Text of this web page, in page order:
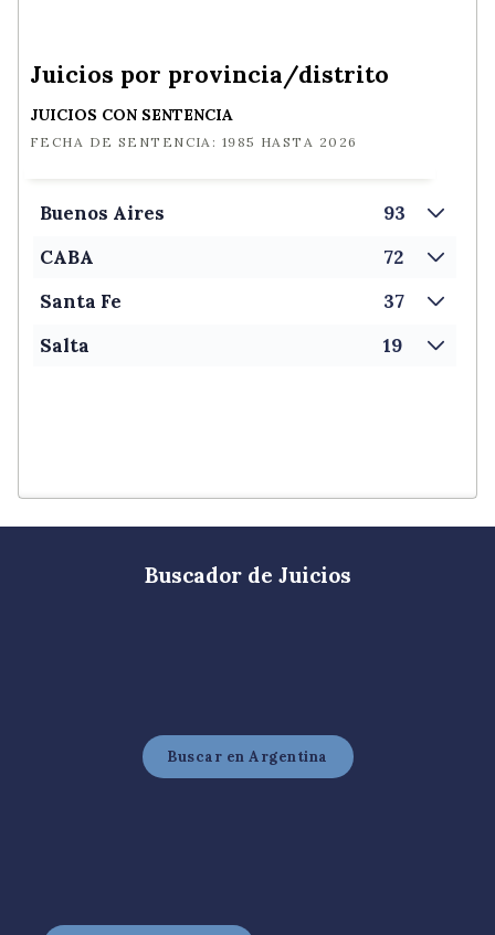
Juicios por provincia/distrito
JUICIOS CON SENTENCIA
FECHA DE SENTENCIA: 1985 HASTA 2026
Buenos Aires
93
CABA
72
Santa Fe
37
Salta
19
Mendoza
12
San Juan
Buscador de Juicios
Buscar en Argentina